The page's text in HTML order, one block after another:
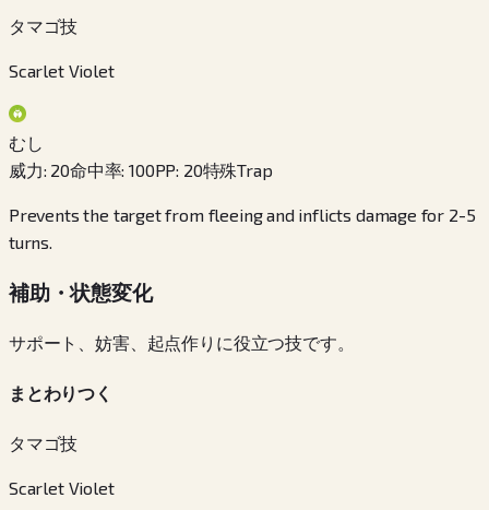
タマゴ技
Scarlet Violet
むし
威力: 20命中率:100PP: 20特殊Trap
Prevents the target from fleeing and inflicts damage for 2-5
turns.
補助・状態変化
サポート、妨害、起点作りに役立つ技です。
まとわりつく
タマゴ技
Scarlet Violet